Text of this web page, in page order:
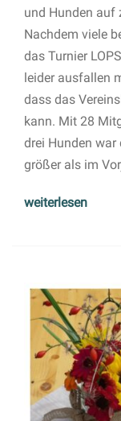
und Hunden auf
Nachdem viele
das Turnier
leider ausfallen
dass das
kann. Mit 28
drei Hunden war
größer als im
weiterlesen